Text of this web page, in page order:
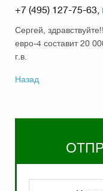
+7 (495) 127-75-63,
Сергей,
евро-4 составит 20
г.в.
Назад